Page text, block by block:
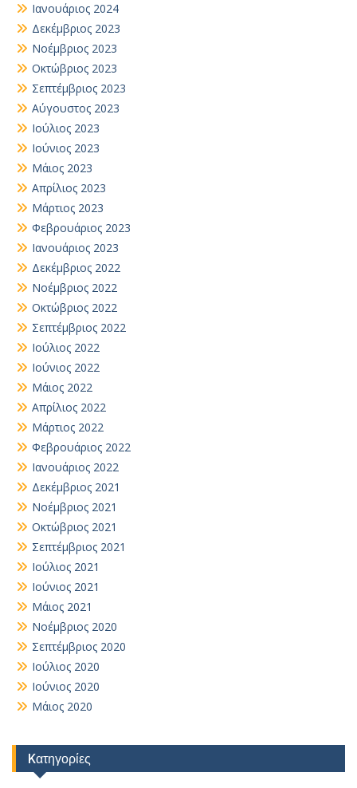
Ιανουάριος 2024
Δεκέμβριος 2023
Νοέμβριος 2023
Οκτώβριος 2023
Σεπτέμβριος 2023
Αύγουστος 2023
Ιούλιος 2023
Ιούνιος 2023
Μάιος 2023
Απρίλιος 2023
Μάρτιος 2023
Φεβρουάριος 2023
Ιανουάριος 2023
Δεκέμβριος 2022
Νοέμβριος 2022
Οκτώβριος 2022
Σεπτέμβριος 2022
Ιούλιος 2022
Ιούνιος 2022
Μάιος 2022
Απρίλιος 2022
Μάρτιος 2022
Φεβρουάριος 2022
Ιανουάριος 2022
Δεκέμβριος 2021
Νοέμβριος 2021
Οκτώβριος 2021
Σεπτέμβριος 2021
Ιούλιος 2021
Ιούνιος 2021
Μάιος 2021
Νοέμβριος 2020
Σεπτέμβριος 2020
Ιούλιος 2020
Ιούνιος 2020
Μάιος 2020
Kατηγορίες